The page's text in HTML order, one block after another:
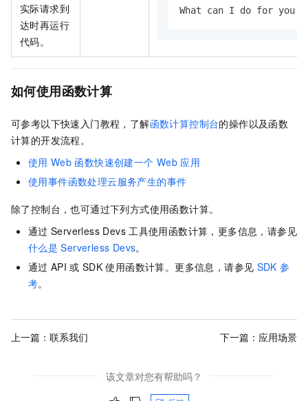
实际请求到
达时再运行
代码。
What can I do for you
如何使用函数计算
可参考以下快速入门教程，了解函数计算控制台的操作以及函数
计算的开发流程。
使用 Web 函数快速创建一个 Web 应用
使用事件函数处理云服务产生的事件
除了控制台，也可通过下列方式使用函数计算。
通过 Serverless Devs 工具使用函数计算，更多信息，请参见
什么是 Serverless Devs。
通过 API 或 SDK 使用函数计算。更多信息，请参见 SDK 参
考。
上一篇： 联系我们 下一篇： 应用场景
该文章对您有帮助吗？